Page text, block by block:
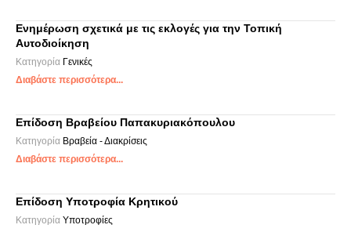
Ενημέρωση σχετικά με τις εκλογές για την Τοπική
Αυτοδιοίκηση
Κατηγορία Γενικές
Διαβάστε περισσότερα...
Επίδοση Βραβείου Παπακυριακόπουλου
Κατηγορία Βραβεία - Διακρίσεις
Διαβάστε περισσότερα...
Επίδοση Υποτροφία Κρητικού
Κατηγορία Υποτροφίες